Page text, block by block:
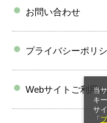
当
キ
サ
「
お問い合わせ
プライバシーポリ
Webサイトご利用